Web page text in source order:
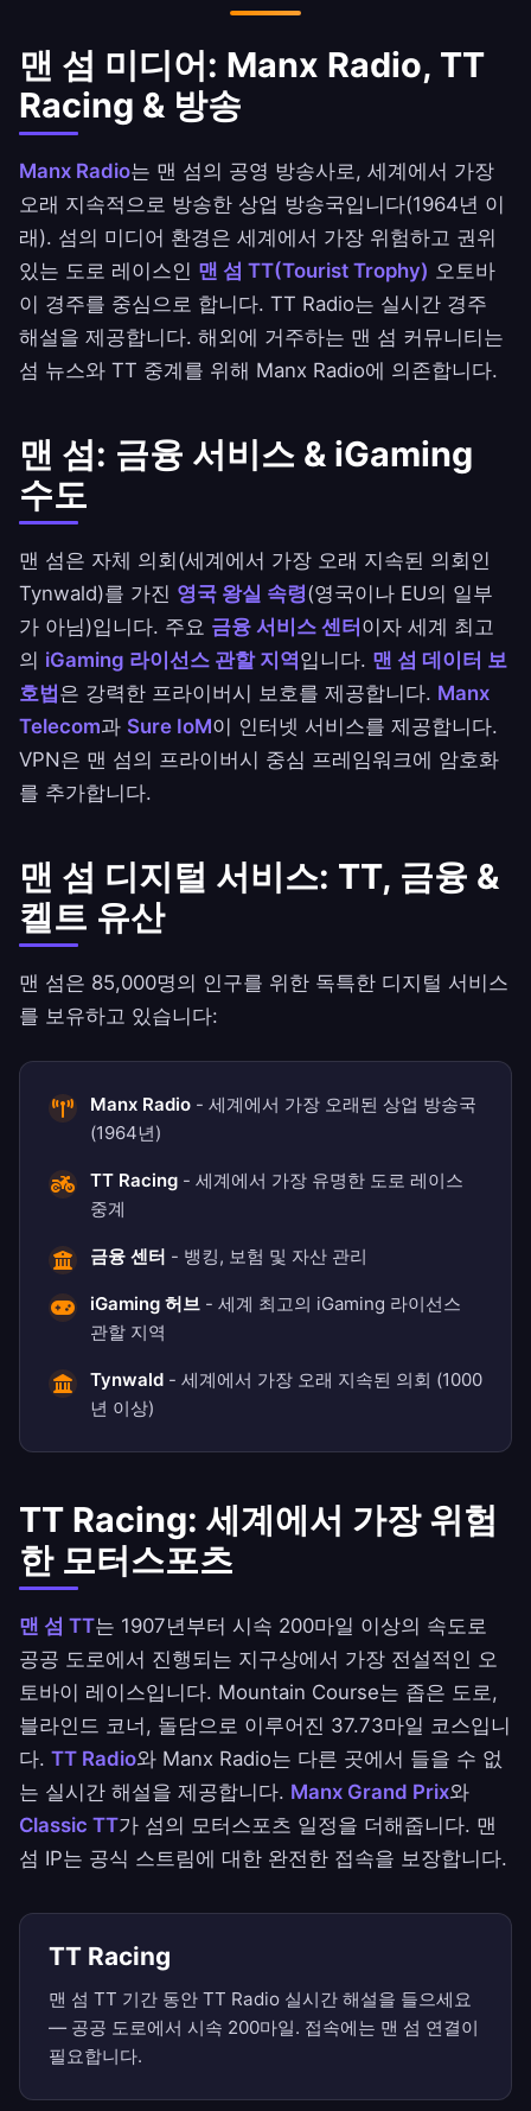
VPN 서버 위치 중 하나입니다.
맨 섬 미디어: Manx Radio, TT
Racing & 방송
Manx Radio는 맨 섬의 공영 방송사로, 세계에서 가장
오래 지속적으로 방송한 상업 방송국입니다(1964년 이
래). 섬의 미디어 환경은 세계에서 가장 위험하고 권위
있는 도로 레이스인 맨 섬 TT(Tourist Trophy) 오토바
이 경주를 중심으로 합니다. TT Radio는 실시간 경주
해설을 제공합니다. 해외에 거주하는 맨 섬 커뮤니티는
섬 뉴스와 TT 중계를 위해 Manx Radio에 의존합니다.
맨 섬: 금융 서비스 & iGaming
수도
맨 섬은 자체 의회(세계에서 가장 오래 지속된 의회인
Tynwald)를 가진 영국 왕실 속령(영국이나 EU의 일부
가 아님)입니다. 주요 금융 서비스 센터 이자 세계 최고
의 iGaming 라이선스 관할 지역입니다. 맨 섬 데이터 보
호법 은 강력한 프라이버시 보호를 제공합니다. Manx
Telecom과 Sure IoM이 인터넷 서비스를 제공합니다.
VPN은 맨 섬의 프라이버시 중심 프레임워크에 암호화
를 추가합니다.
맨 섬 디지털 서비스: TT, 금융 &
켈트 유산
맨 섬은 85,000명의 인구를 위한 독특한 디지털 서비스
를 보유하고 있습니다:
Manx Radio - 세계에서 가장 오래된 상업 방송국
(1964년)
TT Racing - 세계에서 가장 유명한 도로 레이스
중계
금융 센터 - 뱅킹, 보험 및 자산 관리
iGaming 허브 - 세계 최고의 iGaming 라이선스
관할 지역
Tynwald - 세계에서 가장 오래 지속된 의회 (1000
년 이상)
TT Racing: 세계에서 가장 위험
한 모터스포츠
맨 섬 TT는 1907년부터 시속 200마일 이상의 속도로
공공 도로에서 진행되는 지구상에서 가장 전설적인 오
토바이 레이스입니다. Mountain Course는 좁은 도로,
블라인드 코너, 돌담으로 이루어진 37.73마일 코스입니
다. TT Radio와 Manx Radio는 다른 곳에서 들을 수 없
는 실시간 해설을 제공합니다. Manx Grand Prix와
Classic TT가 섬의 모터스포츠 일정을 더해줍니다. 맨
섬 IP는 공식 스트림에 대한 완전한 접속을 보장합니다.
TT Racing
맨 섬 TT 기간 동안 TT Radio 실시간 해설을 들으세요
— 공공 도로에서 시속 200마일. 접속에는 맨 섬 연결이
필요합니다.